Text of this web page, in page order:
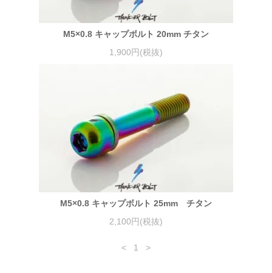
M5×0.8 キャップボルト 20mm チタン
1,900円(税抜)
M5×0.8 キャップボルト 25mm チタン
2,100円(税抜)
< 1 >